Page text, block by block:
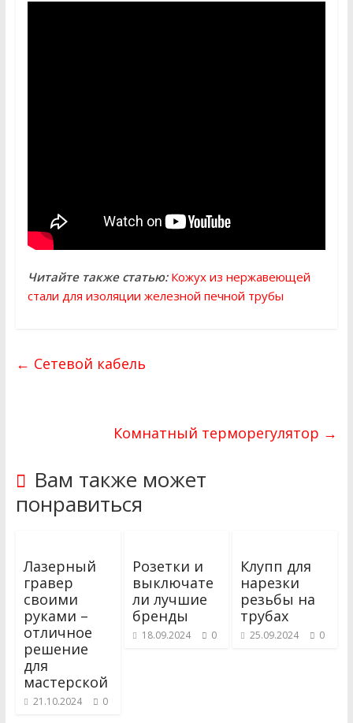
Читайте также статью: Кожух из нержавеющей
стали для изоляции железной печной трубы
← Сетевой кабель
Комнатный терморегулятор →
Вам также может
понравиться
Лазерный
гравер
своими
руками –
отличное
решение
для
мастерской
21.10.2024 0
Розетки и
выключате
ли лучшие
бренды
18.09.2024 0
Клупп для
нарезки
резьбы на
трубах
25.09.2024 0